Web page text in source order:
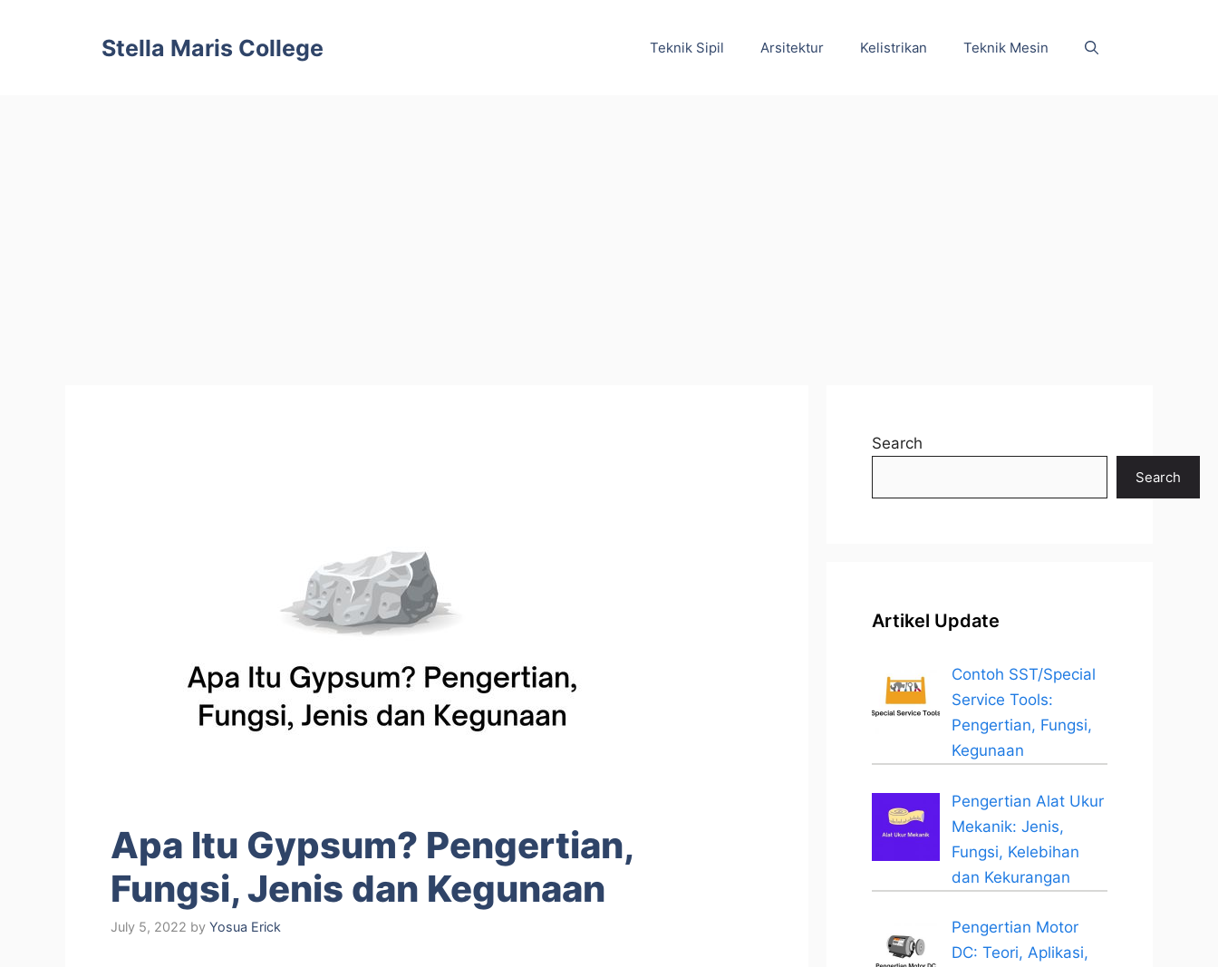
Stella Maris College Teknik Sipil Arsitektur Kelistrikan Teknik Mesin
Apa Itu Gypsum? Pengertian,
Fungsi, Jenis dan Kegunaan
July 5, 2022 by Yosua Erick
Search
Search
Artikel Update
Contoh SST/Special
Service Tools:
Pengertian, Fungsi,
Kegunaan
Pengertian Alat Ukur
Mekanik: Jenis,
Fungsi, Kelebihan
dan Kekurangan
Pengertian Motor
DC: Teori, Aplikasi,